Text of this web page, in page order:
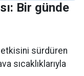
Bir günde
etkisini sürdüren
sıcaklıklarıyla